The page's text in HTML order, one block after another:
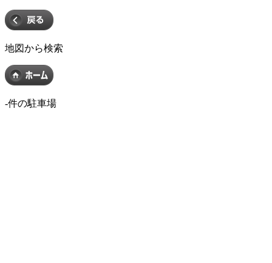
地図から検索
-件の駐車場